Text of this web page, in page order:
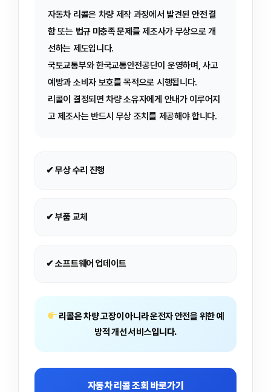
자동차 리콜은 차량 제작 과정에서 발견된안전 결
함또는 법규 미충족 문제 를 제조사가 무상으로 개
선하는 제도입니다.
국토교통부와 한국교통안전공단이 운영하며, 사고
예방과 소비자 보호를 목적으로 시행됩니다.
리콜이 결정되면 차량 소유자에게 안내가 이루어지
고 제조사는 반드시 무상 조치를 제공해야 합니다.
✔ 무상 수리 진행
✔ 부품 교체
✔ 소프트웨어 업데이트
리콜은 차량 고장이 아니라운전자 안전을 위한 예
방적 개선 서비스입니다.
자동차 리콜 조회 바로가기